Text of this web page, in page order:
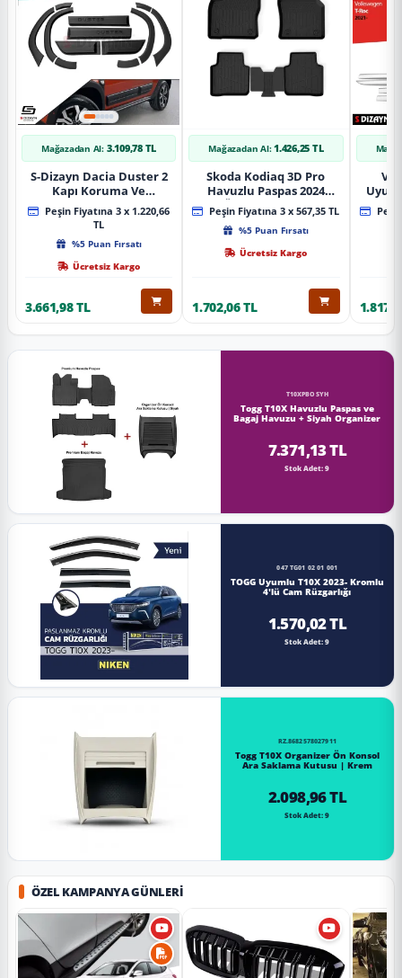
Mağazadan Al: 3.109,78 TL
S-Dizayn Dacia Duster 2
Kapı Koruma Ve
Çamurluk Kaplaması
Dodik Seti 2018 Üzeri A+
Kalite
Peşin Fiyatına 3 x 1.220,66
TL
%5 Puan Fırsatı
Ücretsiz Kargo
3.661,98 TL
Mağazadan Al: 1.426,25 TL
Skoda Kodiaq 3D Pro
Havuzlu Paspas 2024
Üzeri A+ Kalite
Peşin Fiyatına 3 x 567,35 TL
%5 Puan Fırsatı
Ücretsiz Kargo
1.702,06 TL
Yan
T10XPBOSYH
Togg T10X Havuzlu Paspas ve
Bagaj Havuzu + Siyah Organizer
7.371,13 TL
Stok Adet: 9
047 TG01 02 01 001
TOGG Uyumlu T10X 2023- Kromlu
4'lü Cam Rüzgarlığı
1.570,02 TL
Stok Adet: 9
RZ.8682578027911
Togg T10X Organizer Ön Konsol
Ara Saklama Kutusu | Krem
2.098,96 TL
Stok Adet: 9
ÖZEL KAMPANYA GÜNLERI